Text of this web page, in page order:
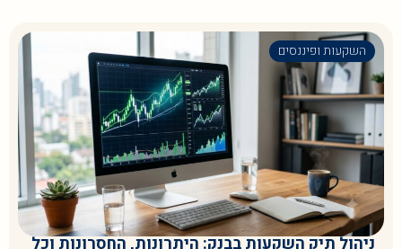
ניהול תיק השקעות בבנק: היתרונות, החסרונות וכל
השקעות ופיננסים